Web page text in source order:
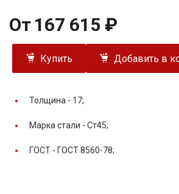
От 167 615 ₽
Купить Добавить в
Толщина - 17;
Марка стали - Ст45;
ГОСТ - ГОСТ 8560-78;